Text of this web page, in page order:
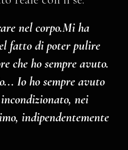
nel corpo.Mi ha
fatto di poter pulire
che ho sempre avuto.
Io ho sempre avuto
nei
indipendentemente